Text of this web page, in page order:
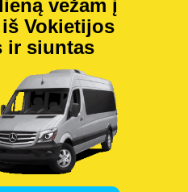
vežam į
Vokietijos
ir siuntas